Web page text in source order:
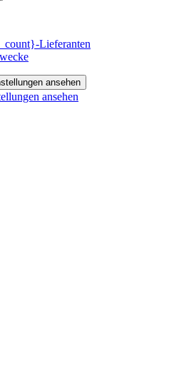
Lieferanten
ansehen
ansehen